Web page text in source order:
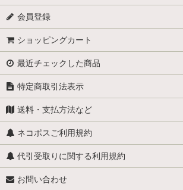
マカロン
パン
ワイン・カクテル・ブランデー
会員登録
ショッピングカート
最近チェックした商品
特定商取引法表示
送料・支払方法など
ネコポスご利用規約
代引受取りに関する利用規約
お問い合わせ